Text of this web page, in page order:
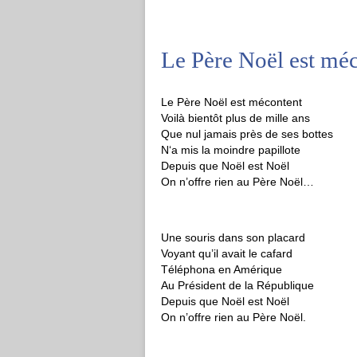
Le Père Noël est
Le Père Noël est mécontent
Voilà bientôt plus de mille ans
Que nul jamais près de ses bottes
N‘a mis la moindre papillote
Depuis que Noël est Noël
On n’offre rien au Père Noël…
Une souris dans son placard
Voyant qu’il avait le cafard
Téléphona en Amérique
Au Président de la République
Depuis que Noël est Noël
On n’offre rien au Père Noël.